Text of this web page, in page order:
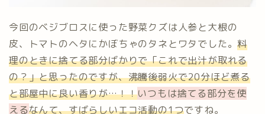
今回のベジブロスに使った野菜クズは人参と大根の
皮、トマトのヘタにかぼちゃのタネとワタでした。料
理のときに捨てる部分ばかりで「これで出汁が取れる
の？」と思ったのですが、沸騰後弱火で20分ほど煮る
と部屋中に良い香りが…！！いつもは捨てる部分を使
えるなんて、すばらしいエコ活動の1つですね。